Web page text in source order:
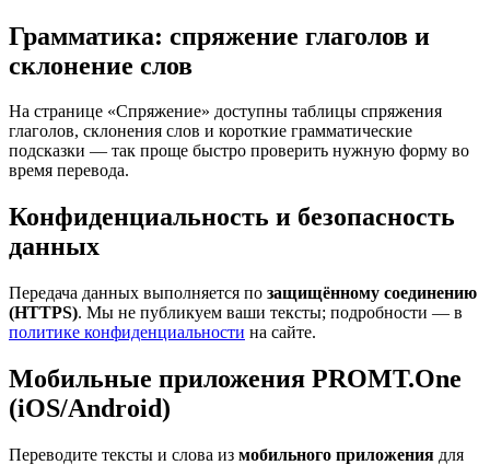
Грамматика: спряжение глаголов и
склонение слов
На странице «Спряжение» доступны таблицы спряжения
глаголов, склонения слов и короткие грамматические
подсказки — так проще быстро проверить нужную форму во
время перевода.
Конфиденциальность и безопасность
данных
Передача данных выполняется по защищённому соединению
(HTTPS). Мы не публикуем ваши тексты; подробности — в
политике конфиденциальности на сайте.
Мобильные приложения PROMT.One
(iOS/Android)
Переводите тексты и слова из мобильного приложения для